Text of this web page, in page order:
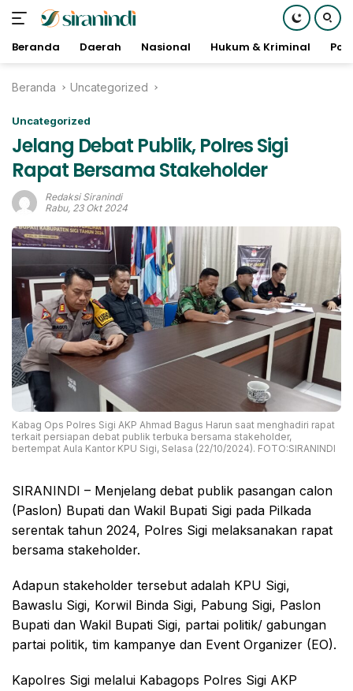
Beranda Daerah Nasional Hukum & Kriminal
Beranda Uncategorized
Uncategorized
Jelang Debat Publik, Polres Sigi
Rapat Bersama Stakeholder
Redaksi Siranindi
Rabu, 23 Okt 2024
Kabag Ops Polres Sigi AKP Ahmad Bagus Harun saat menghadiri rapat
terkait persiapan debat publik terbuka bersama stakeholder,
bertempat Aula Kantor KPU Sigi, Selasa (22/10/2024). FOTO:SIRANINDI
SIRANINDI – Menjelang debat publik pasangan calon
(Paslon) Bupati dan Wakil Bupati Sigi pada Pilkada
serentak tahun 2024, Polres Sigi melaksanakan rapat
bersama stakeholder.
Adapun stakeholder tersebut adalah KPU Sigi,
Bawaslu Sigi, Korwil Binda Sigi, Pabung Sigi, Paslon
Bupati dan Wakil Bupati Sigi, partai politik/ gabungan
partai politik, tim kampanye dan Event Organizer (EO).
Kapolres Sigi melalui Kabagops Polres Sigi AKP